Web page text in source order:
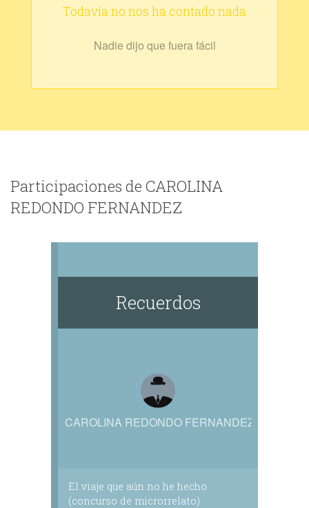
Todavía no nos ha contado nada
Nadie dijo que fuera fácil
Participaciones de CAROLINA
REDONDO FERNANDEZ
Recuerdos
CAROLINA REDONDO FERNANDEZ
El viaje que aún no he hecho
(concurso de microrrelato)